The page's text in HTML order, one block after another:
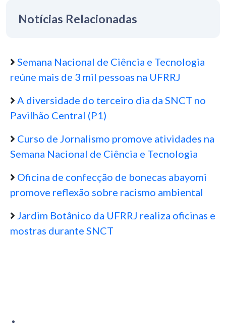
Notícias Relacionadas
Semana Nacional de Ciência e Tecnologia
reúne mais de 3 mil pessoas na UFRRJ
A diversidade do terceiro dia da SNCT no
Pavilhão Central (P1)
Curso de Jornalismo promove atividades na
Semana Nacional de Ciência e Tecnologia
Oficina de confecção de bonecas abayomi
promove reflexão sobre racismo ambiental
Jardim Botânico da UFRRJ realiza oficinas e
mostras durante SNCT